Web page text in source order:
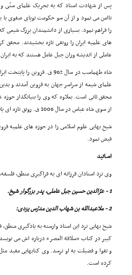
پس از شهادت استاد که به تحریک علماى سنّى
ناامن مى نمود و از آن سو حکومت نوپاى صفوى
را فراهم نمود. بسیارى از دانشمندان بزرگ شیعى
هاى علمیه ایران را رونقى تازه بخشیدند. محقق کرکى
عاملى از اندیشه وران جبل عامل هستند که به
شاه طهماسب در سال 962 ق.
علماى شیعه از سراسر جهان به قزوین آمدند و
محقق ثانى است. بعلاوه که وى را بنیانگذار
از سوى شاه عباس در سال 1006 ق. رونق تازه اى یافت.
شیخ بهایى علوم اسلامى را در حوزه هاى علمیه
فیض نمود.
اسـاتید
وى نزد استادان فرزانه اى به فراگیرى منطق،
1 - عزّالدین حسین جبل عاملى، پدر بزرگوار شیخ.
2 - ملاعبدالله بن شهاب الدین مدرّس یزدى:
شیخ بهایى نزد این استاد وارسته به یادگیرى
کبیر در کتاب «سلافة العصر» درباره اش مى
و تقوا و فضیلت به او نرسد. وى کتابهایى مفید
کرده است.